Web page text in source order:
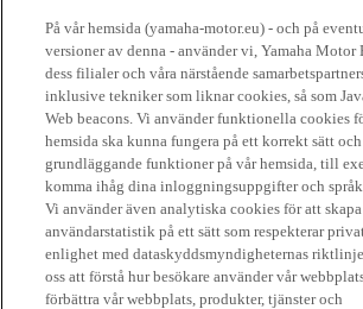
På vår hemsida (yamaha-motor.eu) - och på
versioner av denna - använder vi, Yamaha Motor
dess filialer och våra närstående
inklusive tekniker som liknar cookies, så som
Web beacons. Vi använder funktionella cookies
hemsida ska kunna fungera på ett korrekt sätt
grundläggande funktioner på vår hemsida, till
komma ihåg dina inloggningsuppgifter och
Vi använder även analytiska cookies för att skapa
användarstatistik på ett sätt som respekterar
enlighet med dataskyddsmyndigheternas
oss att förstå hur besökare använder vår
förbättra vår webbplats, produkter, tjänster och